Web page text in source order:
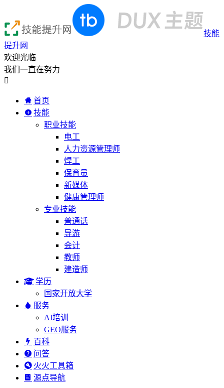
技能
提升网
欢迎光临
我们一直在努力

首页
技能
职业技能
电工
人力资源管理师
焊工
保育员
新媒体
健康管理师
专业技能
普通话
导游
会计
教师
建造师
学历
国家开放大学
服务
AI培训
GEO服务
百科
问答
火火工具箱
源点导航